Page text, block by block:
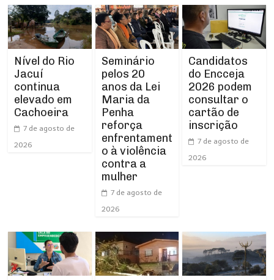
Nível do Rio
Jacuí
continua
elevado em
Cachoeira
7 de agosto de
2026
Seminário
pelos 20
anos da Lei
Maria da
Penha
reforça
enfrentament
o à violência
contra a
mulher
7 de agosto de
2026
Candidatos
do Encceja
2026 podem
consultar o
cartão de
inscrição
7 de agosto de
2026